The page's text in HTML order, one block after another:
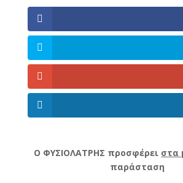
Ο ΦΥΣΙΟΛΑΤΡΗΣ προσφέρει στα
παράσταση